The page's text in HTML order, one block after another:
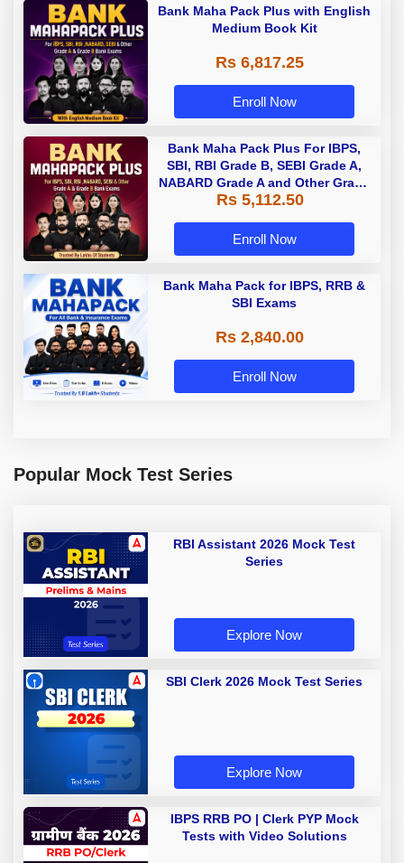
Bank Maha Pack Plus with English
Medium Book Kit
Rs 6,817.25
Enroll Now
Bank Maha Pack Plus For IBPS,
SBI, RBI Grade B, SEBI Grade A,
NABARD Grade A and Other Grade
A & Grade B Bank Exams
Rs 5,112.50
Enroll Now
Bank Maha Pack for IBPS, RRB &
SBI Exams
Rs 2,840.00
Enroll Now
Popular Mock Test Series
RBI Assistant 2026 Mock Test
Series
Explore Now
SBI Clerk 2026 Mock Test Series
Explore Now
IBPS RRB PO | Clerk PYP Mock
Tests with Video Solutions